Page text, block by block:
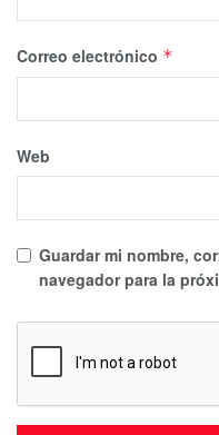
Correo electrónico *
Web
Guardar mi nombre,
navegador para la